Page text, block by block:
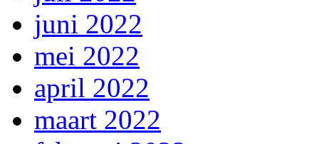
juni 2022
mei 2022
april 2022
maart 2022